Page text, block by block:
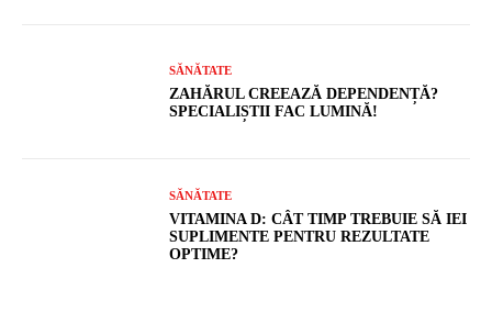
SĂNĂTATE
ZAHĂRUL CREEAZĂ DEPENDENȚĂ?
SPECIALIȘTII FAC LUMINĂ!
SĂNĂTATE
VITAMINA D: CÂT TIMP TREBUIE SĂ IEI
SUPLIMENTE PENTRU REZULTATE
OPTIME?